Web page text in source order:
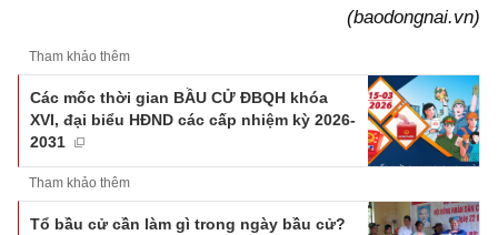
(baodongnai.vn)
Tham khảo thêm
Các mốc thời gian BẦU CỬ ĐBQH khóa
XVI, đại biểu HĐND các cấp nhiệm kỳ 2026-
2031
Tham khảo thêm
Tổ bầu cử cần làm gì trong ngày bầu cử?